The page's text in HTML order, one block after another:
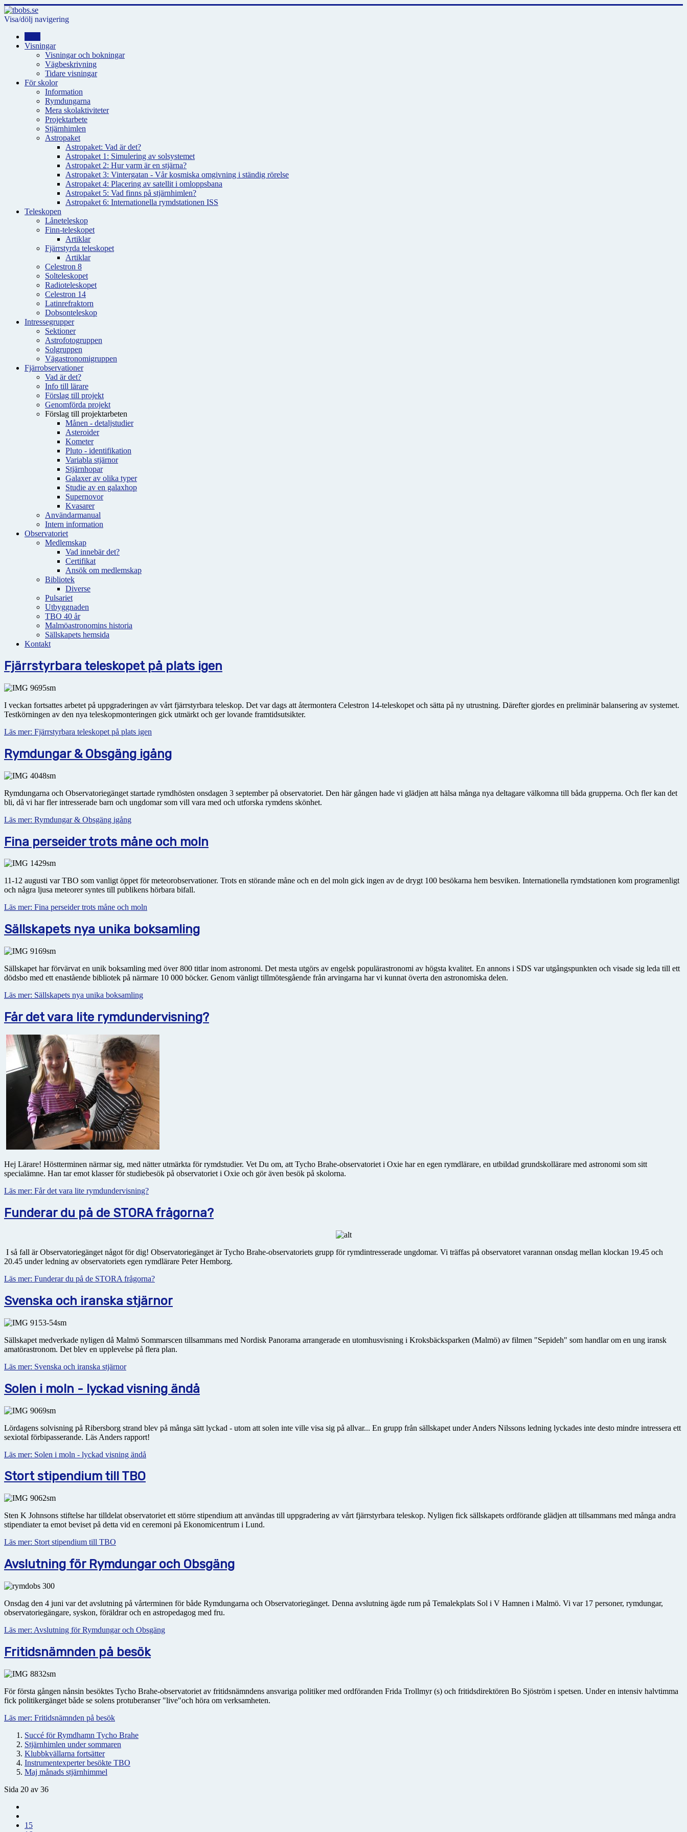
Visa/dölj navigering
Visningar
Visningar och bokningar
Vägbeskrivning
Tidare visningar
För skolor
Information
Rymdungarna
Mera skolaktiviteter
Projektarbete
Stjärnhimlen
Astropaket
Astropaket: Vad är det?
Astropaket 1: Simulering av solsystemet
Astropaket 2: Hur varm är en stjärna?
Astropaket 3: Vintergatan - Vår kosmiska omgivning i ständig rörelse
Astropaket 4: Placering av satellit i omloppsbana
Astropaket 5: Vad finns på stjärnhimlen?
Astropaket 6: Internationella rymdstationen ISS
Teleskopen
Låneteleskop
Finn-teleskopet
Artiklar
Fjärrstyrda teleskopet
Artiklar
Celestron 8
Solteleskopet
Radioteleskopet
Celestron 14
Latinrefraktorn
Dobsonteleskop
Intressegrupper
Sektioner
Astrofotogruppen
Solgruppen
Vägastronomigruppen
Fjärrobservationer
Vad är det?
Info till lärare
Förslag till projekt
Genomförda projekt
Förslag till projektarbeten
Månen - detaljstudier
Asteroider
Kometer
Pluto - identifikation
Variabla stjärnor
Stjärnhopar
Galaxer av olika typer
Studie av en galaxhop
Supernovor
Kvasarer
Användarmanual
Intern information
Observatoriet
Medlemskap
Vad innebär det?
Certifikat
Ansök om medlemskap
Bibliotek
Diverse
Pulsariet
Utbyggnaden
TBO 40 år
Malmöastronomins historia
Sällskapets hemsida
Kontakt
Fjärrstyrbara teleskopet på plats igen
I veckan fortsattes arbetet på uppgraderingen av vårt fjärrstyrbara teleskop. Det var dags att återmontera Celestron 14-teleskopet och sätta på ny utrustning. Därefter gjordes en preliminär balansering av systemet.
Testkörningen av den nya teleskopmonteringen gick utmärkt och ger lovande framtidsutsikter.
Läs mer: Fjärrstyrbara teleskopet på plats igen
Rymdungar & Obsgäng igång
Rymdungarna och Observatoriegänget startade rymdhösten onsdagen 3 september på observatoriet. Den här gången hade vi glädjen att hälsa många nya deltagare välkomna till båda grupperna. Och fler kan det
bli, då vi har fler intresserade barn och ungdomar som vill vara med och utforska rymdens skönhet.
Läs mer: Rymdungar & Obsgäng igång
Fina perseider trots måne och moln
11-12 augusti var TBO som vanligt öppet för meteorobservationer. Trots en störande måne och en del moln gick ingen av de drygt 100 besökarna hem besviken. Internationella rymdstationen kom programenligt
och några ljusa meteorer syntes till publikens hörbara bifall.
Läs mer: Fina perseider trots måne och moln
Sällskapets nya unika boksamling
Sällskapet har förvärvat en unik boksamling med över 800 titlar inom astronomi. Det mesta utgörs av engelsk populärastronomi av högsta kvalitet. En annons i SDS var utgångspunkten och visade sig leda till ett
dödsbo med ett enastående bibliotek på närmare 10 000 böcker. Genom vänligt tillmötesgående från arvingarna har vi kunnat överta den astronomiska delen.
Läs mer: Sällskapets nya unika boksamling
Får det vara lite rymdundervisning?
Hej Lärare! Höstterminen närmar sig, med nätter utmärkta för rymdstudier. Vet Du om, att Tycho Brahe-observatoriet i Oxie har en egen rymdlärare, en utbildad grundskollärare med astronomi som sitt
specialämne. Han tar emot klasser för studiebesök på observatoriet i Oxie och gör även besök på skolorna.
Läs mer: Får det vara lite rymdundervisning?
Funderar du på de STORA frågorna?
I så fall är Observatoriegänget något för dig! Observatoriegänget är Tycho Brahe-observatoriets grupp för rymdintresserade ungdomar. Vi träffas på observatoret varannan onsdag mellan klockan 19.45 och
20.45 under ledning av observatoriets egen rymdlärare Peter Hemborg.
Läs mer: Funderar du på de STORA frågorna?
Svenska och iranska stjärnor
Sällskapet medverkade nyligen då Malmö Sommarscen tillsammans med Nordisk Panorama arrangerade en utomhusvisning i Kroksbäcksparken (Malmö) av filmen "Sepideh" som handlar om en ung iransk
amatörastronom. Det blev en upplevelse på flera plan.
Läs mer: Svenska och iranska stjärnor
Solen i moln - lyckad visning ändå
Lördagens solvisning på Ribersborg strand blev på många sätt lyckad - utom att solen inte ville visa sig på allvar... En grupp från sällskapet under Anders Nilssons ledning lyckades inte desto mindre intressera ett
sexiotal förbipasserande. Läs Anders rapport!
Läs mer: Solen i moln - lyckad visning ändå
Stort stipendium till TBO
Sten K Johnsons stiftelse har tilldelat observatoriet ett större stipendium att användas till uppgradering av vårt fjärrstyrbara teleskop. Nyligen fick sällskapets ordförande glädjen att tillsammans med många andra
stipendiater ta emot beviset på detta vid en ceremoni på Ekonomicentrum i Lund.
Läs mer: Stort stipendium till TBO
Avslutning för Rymdungar och Obsgäng
Onsdag den 4 juni var det avslutning på vårterminen för både Rymdungarna och Observatoriegänget. Denna avslutning ägde rum på Temalekplats Sol i V Hamnen i Malmö. Vi var 17 personer, rymdungar,
observatoriegängare, syskon, föräldrar och en astropedagog med fru.
Läs mer: Avslutning för Rymdungar och Obsgäng
Fritidsnämnden på besök
För första gången nånsin besöktes Tycho Brahe-observatoriet av fritidsnämndens ansvariga politiker med ordföranden Frida Trollmyr (s) och fritidsdirektören Bo Sjöström i spetsen. Under en intensiv halvtimma
fick politikergänget både se solens protuberanser "live"och höra om verksamheten.
Läs mer: Fritidsnämnden på besök
Succé för Rymdhamn Tycho Brahe
Stjärnhimlen under sommaren
Klubbkvällarna fortsätter
Instrumentexperter besökte TBO
Maj månads stjärnhimmel
Sida 20 av 36
15